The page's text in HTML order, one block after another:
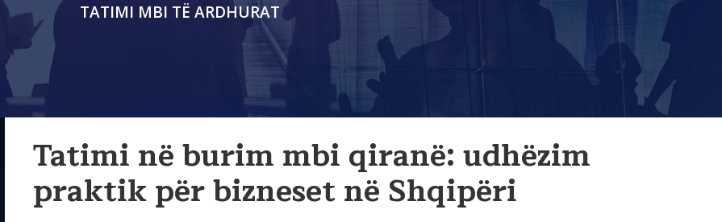
TATIMI MBI TË ARDHURAT
Tatimi në burim mbi qiranë: udhëzim
praktik për bizneset në Shqipëri